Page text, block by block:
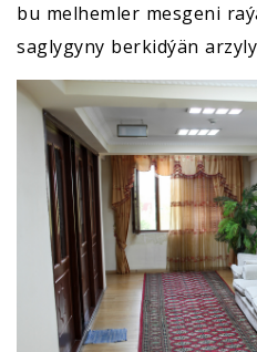
bu melhemler mesgeni
saglygyny berkidýän